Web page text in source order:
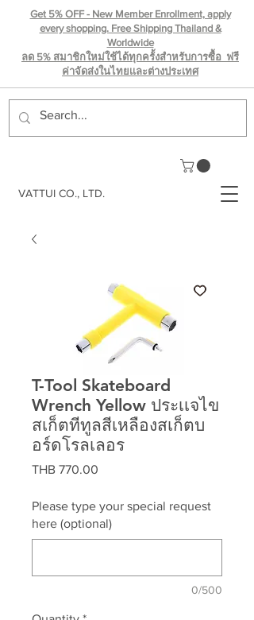
VATTUI CO., LTD.
Get 5% OFF - New Member Enrollment, apply
every shopping. Free Shipping Thailand &
Worldwide
ลด 5% สมาชิกใหม่ใช้ได้ทุกครั้งสำหรับการซื้อ ฟรี
ค่าจัดส่งในไทยเเละต่างประเทศ
T-Tool Skateboard
Wrench Yellow ประเเจไข
สเก็ตทีทูลสีเหลืองสเก็ตบ
อร์ดโรลเลอร
THB 770.00
Please type your special request
here (optional)
0/500